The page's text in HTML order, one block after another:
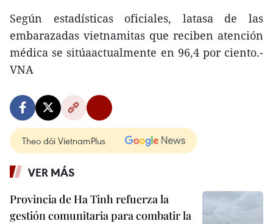
Según estadísticas oficiales, latasa de las
embarazadas vietnamitas que reciben atención
médica se sitúaactualmente en 96,4 por ciento.-
VNA
Theo dõi VietnamPlus
VER MÁS
Provincia de Ha Tinh refuerza la
gestión comunitaria para combatir la